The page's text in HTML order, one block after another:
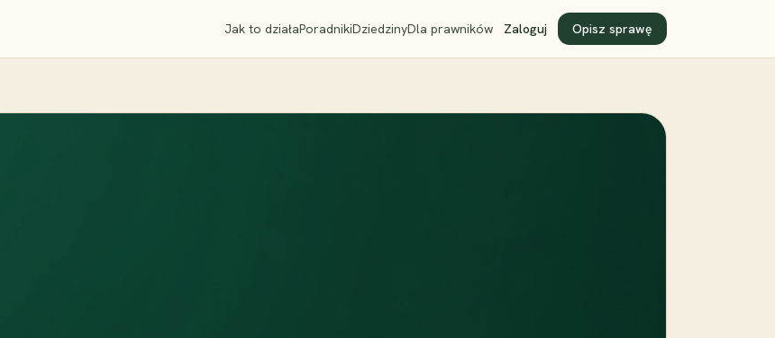
Jak to działaPoradnikiDziedzinyDla prawników Zaloguj Opisz sprawę